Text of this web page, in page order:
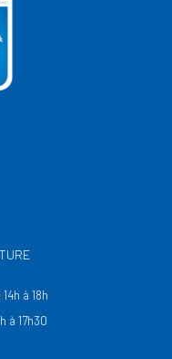
à 18h
à 17h30